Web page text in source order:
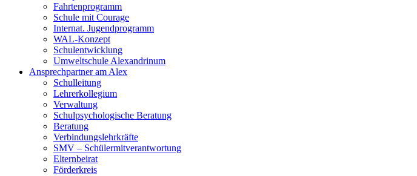
Fahrtenprogramm
Schule mit Courage
Internat. Jugendprogramm
WAL-Konzept
Schulentwicklung
Umweltschule Alexandrinum
Ansprechpartner am Alex
Schulleitung
Lehrerkollegium
Verwaltung
Schulpsychologische Beratung
Beratung
Verbindungslehrkräfte
SMV – Schülermitverantwortung
Elternbeirat
Förderkreis